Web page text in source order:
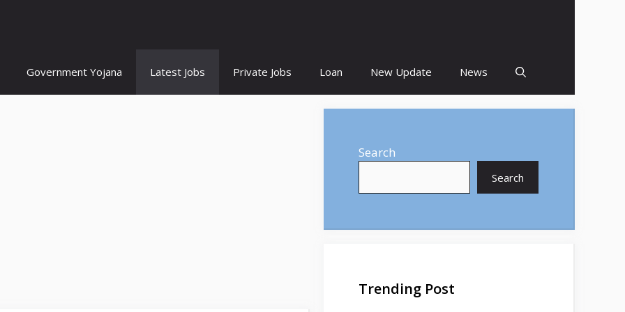
Government Yojana Latest Jobs Private Jobs Loan New Update News
Search
Search
Trending Post